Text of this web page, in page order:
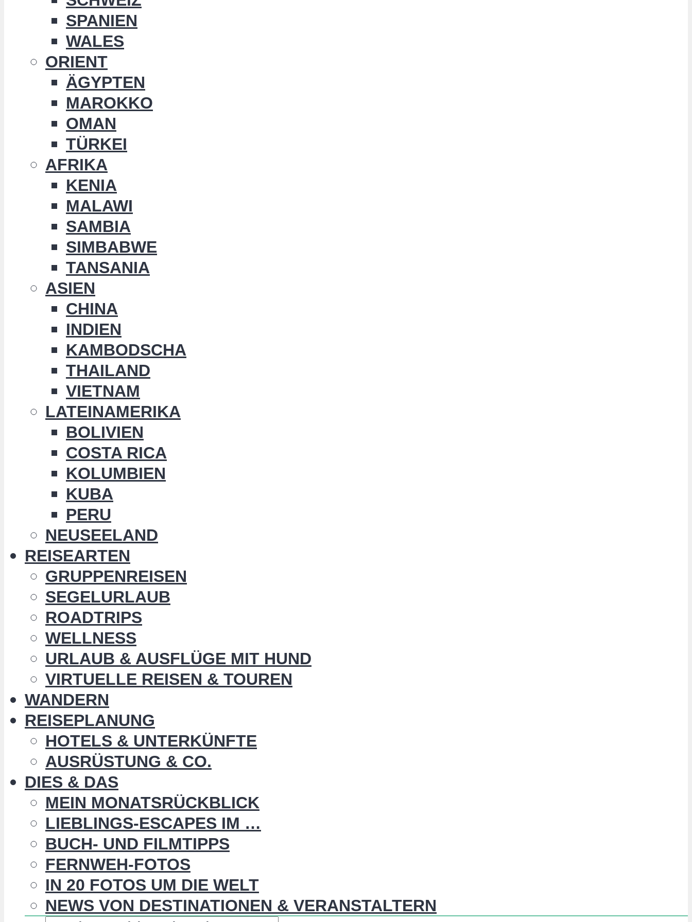
SPANIEN
WALES
ORIENT
ÄGYPTEN
MAROKKO
OMAN
TÜRKEI
AFRIKA
KENIA
MALAWI
SAMBIA
SIMBABWE
TANSANIA
ASIEN
CHINA
INDIEN
KAMBODSCHA
THAILAND
VIETNAM
LATEINAMERIKA
BOLIVIEN
COSTA RICA
KOLUMBIEN
KUBA
PERU
NEUSEELAND
REISEARTEN
GRUPPENREISEN
SEGELURLAUB
ROADTRIPS
WELLNESS
URLAUB & AUSFLÜGE MIT HUND
VIRTUELLE REISEN & TOUREN
WANDERN
REISEPLANUNG
HOTELS & UNTERKÜNFTE
AUSRÜSTUNG & CO.
DIES & DAS
MEIN MONATSRÜCKBLICK
LIEBLINGS-ESCAPES IM …
BUCH- UND FILMTIPPS
FERNWEH-FOTOS
IN 20 FOTOS UM DIE WELT
NEWS VON DESTINATIONEN & VERANSTALTERN